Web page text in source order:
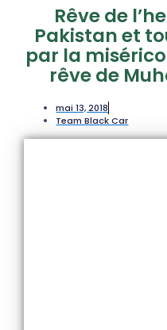
Rêve de
Pakistan et
par la
rêve de
mai 13, 2018
Team Black Car